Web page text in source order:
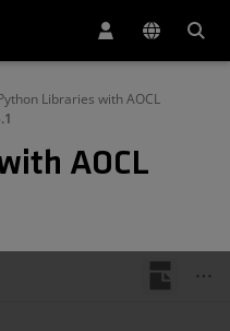
Libraries with AOCL
AOCL